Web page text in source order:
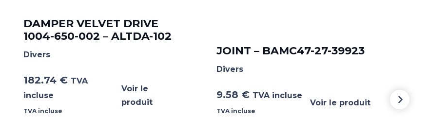
DAMPER VELVET DRIVE
1004-650-002 – ALTDA-102
Divers
182.74 € TVA
incluse
TVA incluse
Voir le
produit
JOINT – BAMC47-27-39923
Divers
9.58 € TVA incluse
TVA incluse
Voir le produit